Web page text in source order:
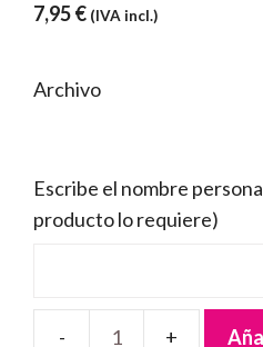
7,95€ (IVA incl.)
Archivo
Escribe el nombre
producto lo requiere)